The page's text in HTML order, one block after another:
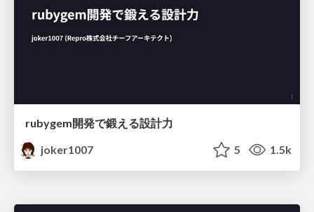
rubygem開発で鍛える設計力
joker1007
5 1.5k